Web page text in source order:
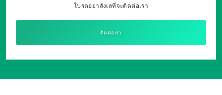
โปรดอย่าลังเลที่จะติดต่อเรา
ติดต่อเรา